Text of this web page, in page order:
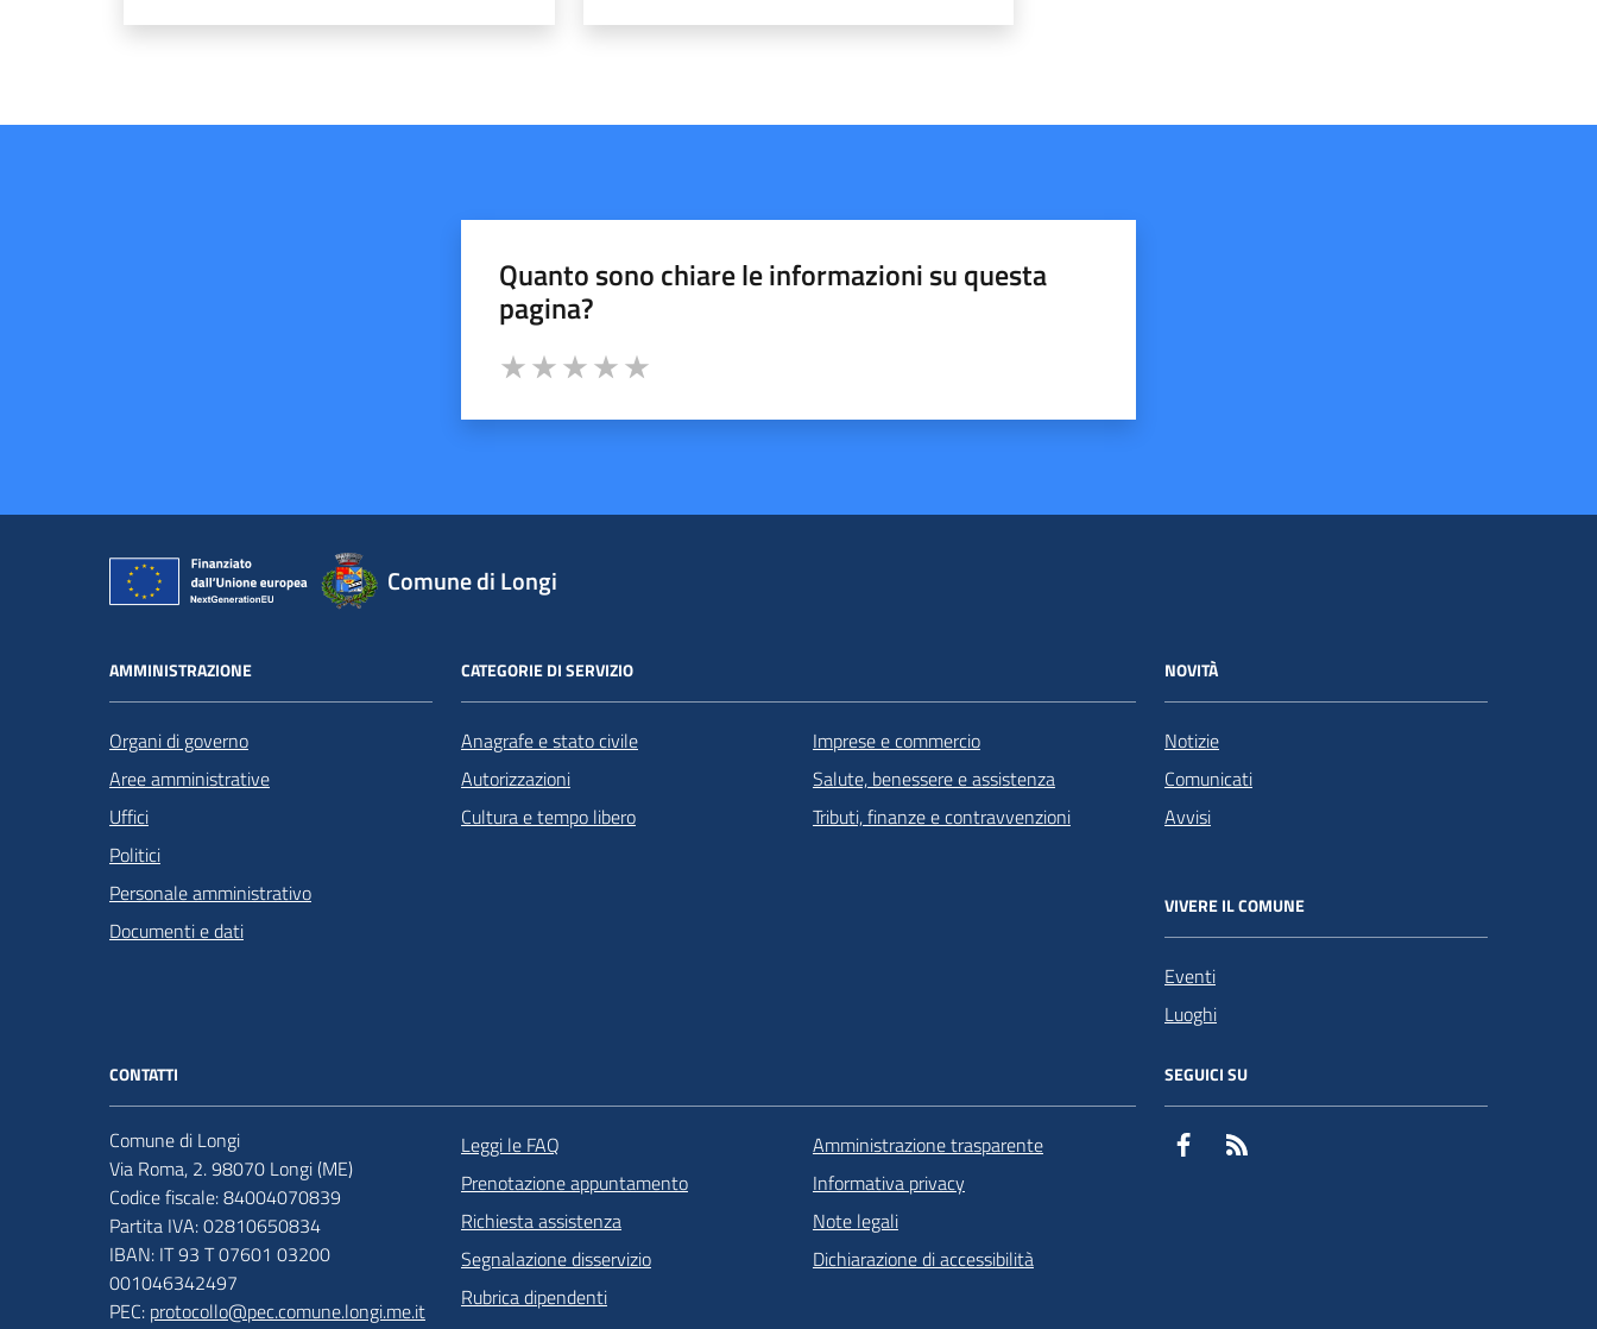
Quanto sono chiare le informazioni su questa
pagina?
Valuta da 1 a 5 stelle la pagina
Comune di Longi
AMMINISTRAZIONE
Organi di governo
Aree amministrative
Uffici
Politici
Personale amministrativo
Documenti e dati
CATEGORIE DI SERVIZIO
Anagrafe e stato civile
Autorizzazioni
Cultura e tempo libero
Imprese e commercio
Salute, benessere e assistenza
Tributi, finanze e contravvenzioni
NOVITÀ
Notizie
Comunicati
Avvisi
VIVERE IL COMUNE
Eventi
Luoghi
CONTATTI
Comune di Longi
Via Roma, 2. 98070 Longi (ME)
Codice fiscale: 84004070839
Partita IVA: 02810650834
IBAN: IT 93 T 07601 03200
001046342497
PEC: protocollo@pec.comune.longi.me.it
Leggi le FAQ
Prenotazione appuntamento
Richiesta assistenza
Segnalazione disservizio
Rubrica dipendenti
Amministrazione trasparente
Informativa privacy
Note legali
Dichiarazione di accessibilità
SEGUICI SU
Facebook